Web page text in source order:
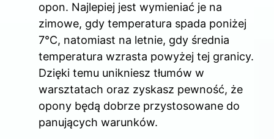
opon. Najlepiej jest wymieniać je na
zimowe, gdy temperatura spada poniżej
7°C, natomiast na letnie, gdy średnia
temperatura wzrasta powyżej tej granicy.
Dzięki temu unikniesz tłumów w
warsztatach oraz zyskasz pewność, że
opony będą dobrze przystosowane do
panujących warunków.